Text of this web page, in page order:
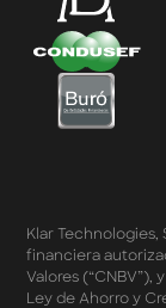
Compra
Starbucks
Términos y
en Apple Pay
Términos y
Términos y
Mercado Libre
Términos y
Klar Technologies,
financiera
Valores (“CNBV”),
Ley de Ahorro y